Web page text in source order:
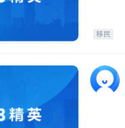
移民